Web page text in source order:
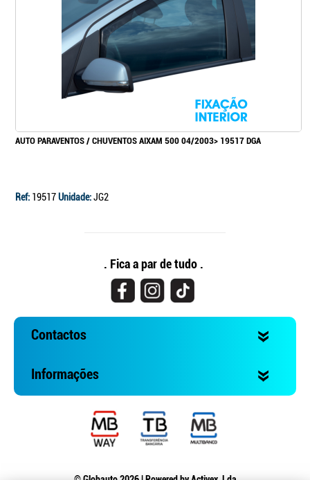
AUTO PARAVENTOS / CHUVENTOS AIXAM 500 04/2003> 19517 DGA
Ref: 19517Unidade:JG2
. Fica a par de tudo .
Contactos
Informações